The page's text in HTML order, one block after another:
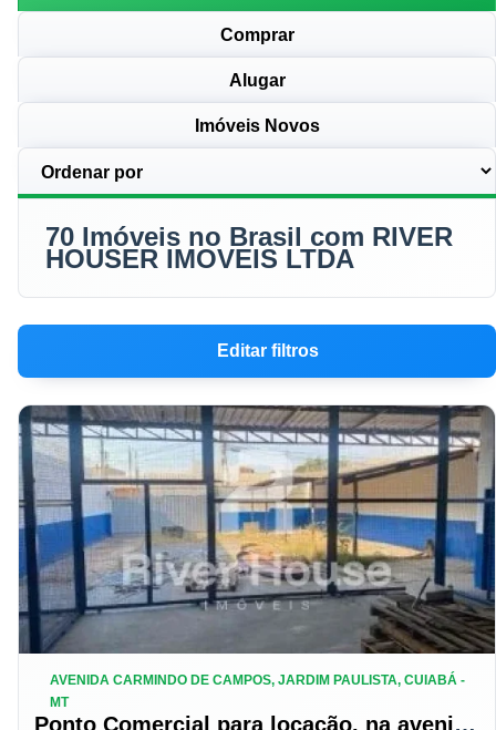
Comprar
Alugar
Imóveis Novos
70 Imóveis no Brasil com RIVER
HOUSER IMOVEIS LTDA
Editar filtros
AVENIDA CARMINDO DE CAMPOS, JARDIM PAULISTA, CUIABÁ -
MT
Ponto Comercial para locação, na avenida